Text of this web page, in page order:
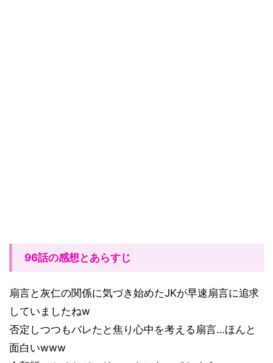
96話の感想とあらすじ
扇言と灰仁の関係に気づき始めたJKが早速扇言に追求
していましたねw
否定しつつもバレたと焦り心中を考える扇言…ほんと
面白いwww